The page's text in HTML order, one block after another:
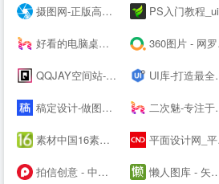
摄图网-正版高清图片免费下载_商用设计素材图库 PS入门教程_ui设计教程_淘宝美工教程_电商设计_设计教程_设计素材_字体下载_设计先锋网
好看的电脑桌面壁纸_高清壁纸下载-壁纸图片大全 360图片 - 网罗天下美图
QQJAY空间站-分享QQ网名 个性签名 QQ分组 日志 QQ头像 空间素材 QQ空间 皮肤等内容 UI库-打造最全的UI素材库
稿定设计-做图做视频必备_在线设计神器_海量版权素材模板 二次魅-专注于分享国内外高清精品二次元电脑手机图片壁纸
素材中国16素材网 - 素材中国16素材网 平面设计网_平面设计作品欣赏-设计网
拍信创意 - 中国领先的创意内容素材平台 素材网 素材库 高清图片视频源文件下载 懒人图库 - 矢量图,JS代码,网页素材 - 学会偷懒，懒出境界！